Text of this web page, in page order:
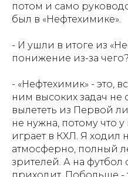
потом и само
был в «Нефтехимике».
- И ушли в итоге из
понижение из-за чего?
- «Нефтехимик» - это,
ним высоких задач не
вылететь из Первой
не нужна, потому что у
играет в КХЛ. Я ходил
атмосферно, полный
зрителей. А на